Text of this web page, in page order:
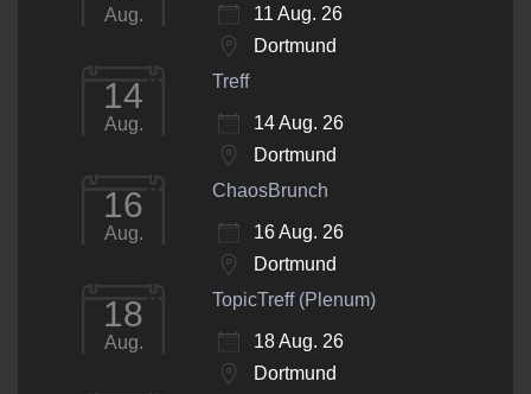
Aug.
11 Aug. 26
Dortmund
14
Aug.
Treff
14 Aug. 26
Dortmund
16
Aug.
ChaosBrunch
16 Aug. 26
Dortmund
18
Aug.
TopicTreff (Plenum)
18 Aug. 26
Dortmund